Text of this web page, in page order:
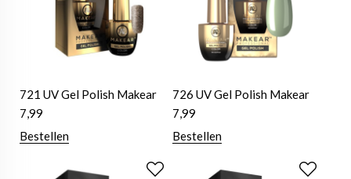
721 UV Gel Polish Makear
7,99
Bestellen
726 UV Gel Polish Makear
7,99
Bestellen